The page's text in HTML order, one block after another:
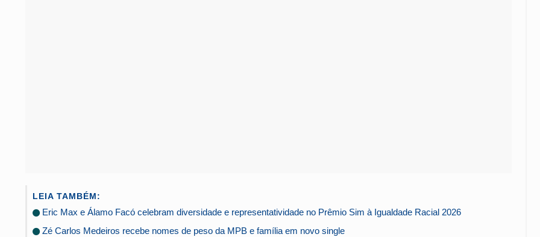
LEIA TAMBÉM:
Eric Max e Álamo Facó celebram diversidade e representatividade no Prêmio Sim à Igualdade Racial 2026
Zé Carlos Medeiros recebe nomes de peso da MPB e família em novo single